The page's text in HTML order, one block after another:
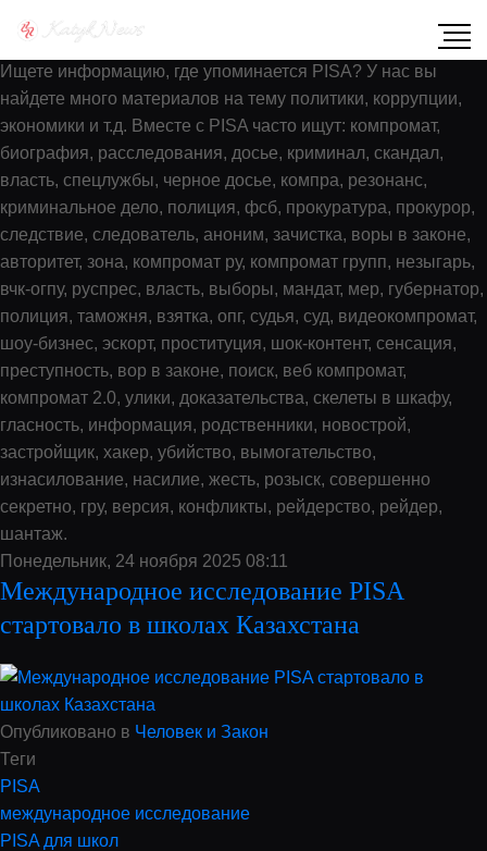
Показать содержимое по тегу: PISA
Ищете информацию, где упоминается PISA? У нас вы
найдете много материалов на тему политики, коррупции,
экономики и т.д. Вместе с PISA часто ищут: компромат,
биография, расследования, досье, криминал, скандал,
власть, спецлужбы, черное досье, компра, резонанс,
криминальное дело, полиция, фсб, прокуратура, прокурор,
следствие, следователь, аноним, зачистка, воры в законе,
авторитет, зона, компромат ру, компромат групп, незыгарь,
вчк-огпу, руспрес, власть, выборы, мандат, мер, губернатор,
полиция, таможня, взятка, опг, судья, суд, видеокомпромат,
шоу-бизнес, эскорт, проституция, шок-контент, сенсация,
преступность, вор в законе, поиск, веб компромат,
компромат 2.0, улики, доказательства, скелеты в шкафу,
гласность, информация, родственники, новострой,
застройщик, хакер, убийство, вымогательство,
изнасилование, насилие, жесть, розыск, совершенно
секретно, гру, версия, конфликты, рейдерство, рейдер,
шантаж.
Понедельник, 24 ноября 2025 08:11
Международное исследование PISA
стартовало в школах Казахстана
Опубликовано в Человек и Закон
Теги
PISA
международное исследование
PISA для школ